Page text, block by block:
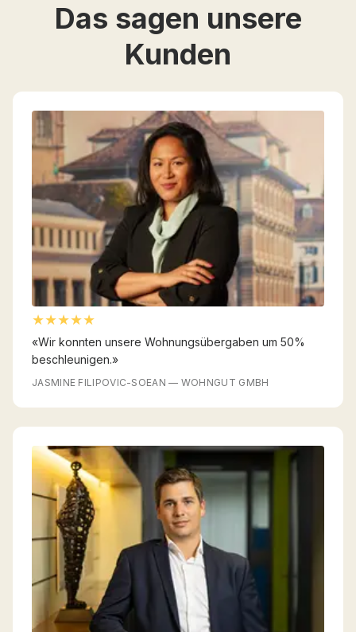
Das sagen unsere
Kunden
★★★★★
«Wir konnten unsere Wohnungsübergaben um 50%
beschleunigen.»
JASMINE FILIPOVIC-SOEAN — WOHNGUT GMBH